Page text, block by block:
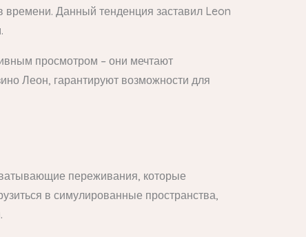
времени. Данный тенденция заставил Leon
просмотром – они мечтают
Леон, гарантируют возможности для
переживания, которые
в симулированные пространства,